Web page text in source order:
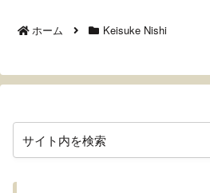
ホーム Keisuke Nishi